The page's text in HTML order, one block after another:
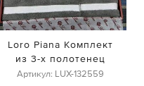
Loro Piana Комплект
из 3-х полотенец
Артикул: LUX-132559